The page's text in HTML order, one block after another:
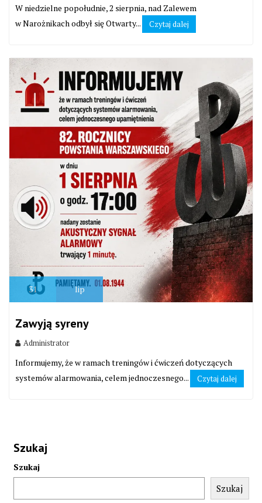
W niedzielne popołudnie, 2 sierpnia, nad Zalewem
w Narożnikach odbył się Otwarty...
Czytaj dalej
31 lip
Zawyją syreny
Administrator
Informujemy, że w ramach treningów i ćwiczeń dotyczących
systemów alarmowania, celem jednoczesnego...
Czytaj dalej
Szukaj
Szukaj
Szukaj